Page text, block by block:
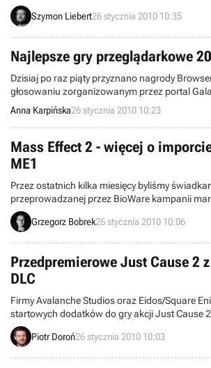
Poznaliśmy tym samym dokładne daty premier
opóźnionych w grudniu ubiegłego roku, czyli
Szymon Liebert26 stycznia 2010 10:35
Najlepsze gry przeglądarkowe
Dzisiaj po raz piąty przyznano nagrody
głosowaniu zorganizowanym przez portal
jury wybrało najlepszą grę przeglądarkową
wskazało zwycięzców w 11 różnych
Anna Karpińska26 stycznia 2010 10:23
Mass Effect 2 - więcej o
ME1
Przez ostatnich kilka miesięcy byliśmy
przeprowadzanej przez BioWare kampanii
dziennikarze, jak i gracze, regularnie byli
wiadomościami dotyczącymi Mass Effect 2 –
Grzegorz Bobrek26 stycznia 2010 10:06
Przedpremierowe Just Cause 2
DLC
Firmy Avalanche Studios oraz Eidos/Square
startowych dodatków do gry akcji Just Cause 2
DLC zostaną udostępnione za darmo osobom,
przygody Rico Rodrigueza przedpremierowo.
Piotr Doroń26 stycznia 2010 10:03